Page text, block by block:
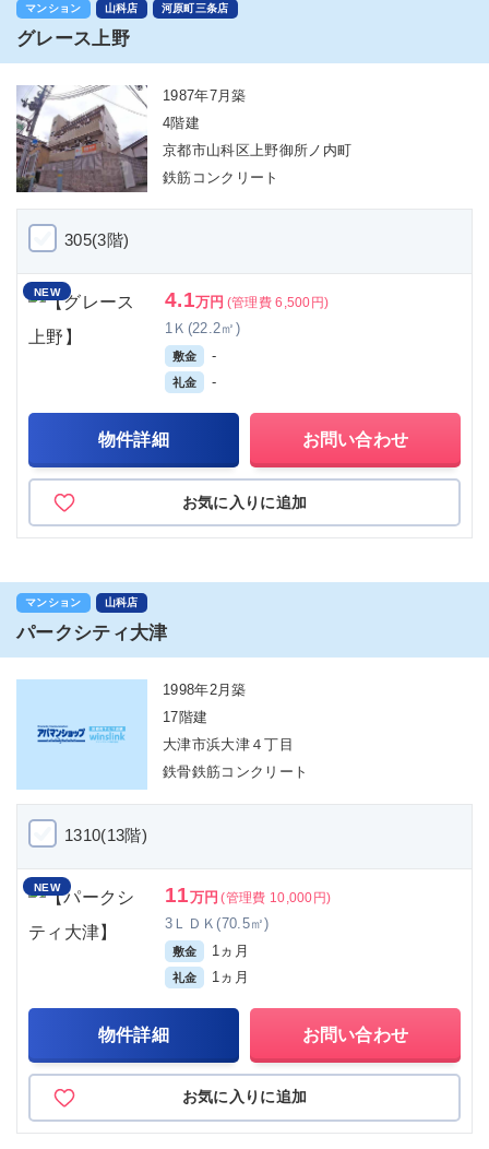
マンション 山科店 河原町三条店
グレース上野
1987年7月築
4階建
京都市山科区上野御所ノ内町
鉄筋コンクリート
305(3階)
NEW 4.1万円 (管理費 6,500円)
1Ｋ(22.2㎡)
敷金 -
礼金 -
物件詳細 お問い合わせ
お気に入りに追加
マンション 山科店
パークシティ大津
1998年2月築
17階建
大津市浜大津４丁目
鉄骨鉄筋コンクリート
1310(13階)
NEW 11万円 (管理費 10,000円)
3ＬＤＫ(70.5㎡)
敷金 1ヵ月
礼金 1ヵ月
物件詳細 お問い合わせ
お気に入りに追加